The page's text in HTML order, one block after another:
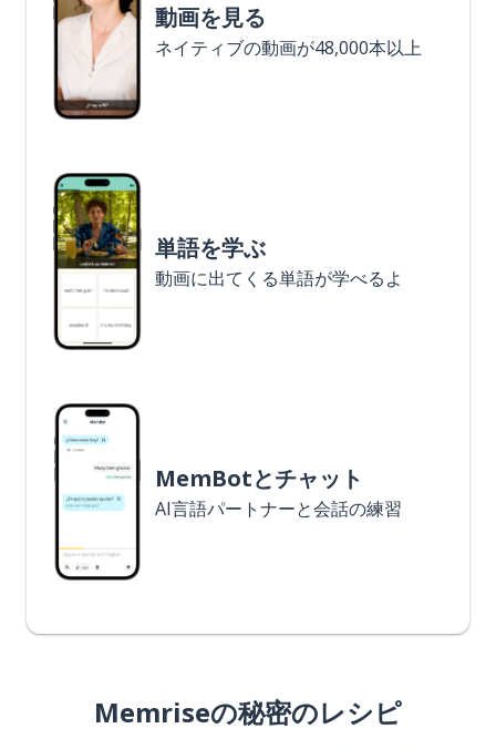
動画を見る
ネイティブの動画が48,000本以上
単語を学ぶ
動画に出てくる単語が学べるよ
MemBotとチャット
AI言語パートナーと会話の練習
Memriseの秘密のレシピ